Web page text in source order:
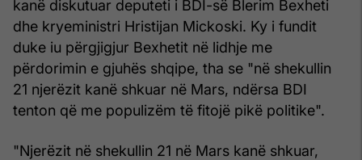
kanë diskutuar deputeti i BDI-së Blerim Bexheti
dhe kryeministri Hristijan Mickoski. Ky i fundit
duke iu përgjigjur Bexhetit në lidhje me
përdorimin e gjuhës shqipe, tha se "në shekullin
21 njerëzit kanë shkuar në Mars, ndërsa BDI
tenton që me populizëm të fitojë pikë politike".
"Njerëzit në shekullin 21 në Mars kanë shkuar,